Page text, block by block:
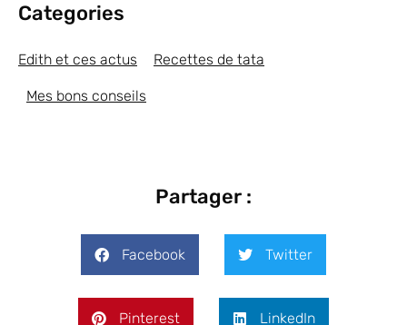
Categories
Edith et ces actus Recettes de tata
Mes bons conseils
Partager :
Facebook Twitter
Pinterest LinkedIn